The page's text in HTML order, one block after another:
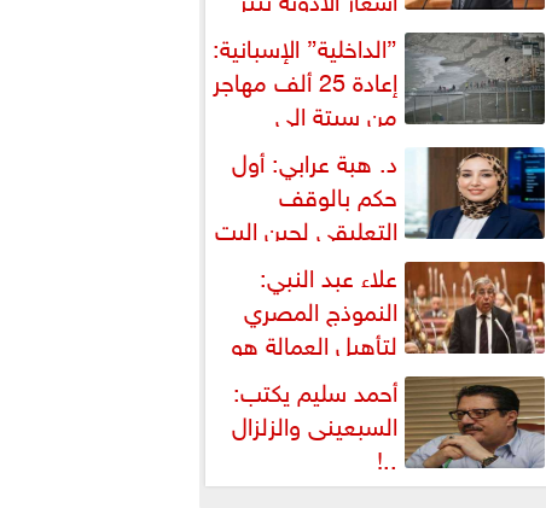
إشكالية دستورية ويهدد حق
المواطن...
”الداخلية” الإسبانية:
إعادة 25 ألف مهاجر
من سبتة إلى
المغرب... وارتفاع حصيلة...
د. هبة عرابي: أول
حكم بالوقف
التعليقي لحين البت
في الطعن على... علاء عبد النبي:
النموذج المصري
لتأهيل العمالة هو
البديل العملي والأمثل لأزمات...
أحمد سليم يكتب:
السبعينى والزلزال
..!